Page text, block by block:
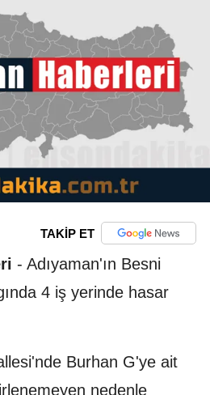
TAKİP ET
- Adıyaman'ın Besni
4 iş yerinde hasar
Burhan G'ye ait
nedenle